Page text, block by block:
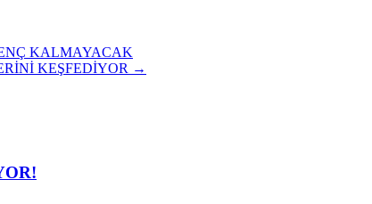
KALMAYACAK
KEŞFEDİYOR →